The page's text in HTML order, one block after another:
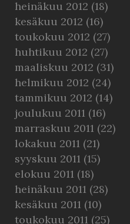
heinäkuu 2012 (18)
kesäkuu 2012 (16)
toukokuu 2012 (27)
huhtikuu 2012 (27)
maaliskuu 2012 (31)
helmikuu 2012 (24)
tammikuu 2012 (14)
joulukuu 2011 (16)
marraskuu 2011 (22)
lokakuu 2011 (21)
syyskuu 2011 (15)
elokuu 2011 (18)
heinäkuu 2011 (28)
kesäkuu 2011 (10)
toukokuu 2011 (25)